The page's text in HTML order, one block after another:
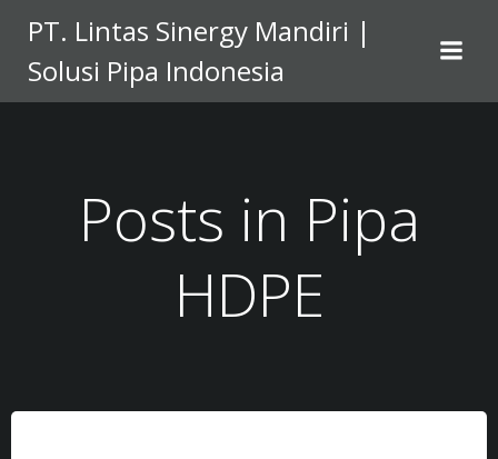
to
content
PT. Lintas Sinergy Mandiri |
Solusi Pipa Indonesia
Posts in Pipa
HDPE